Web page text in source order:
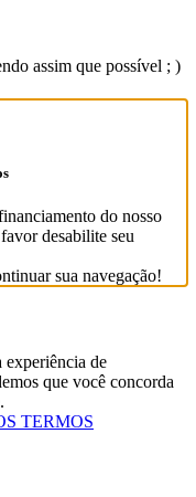
assim que possível ; )
do nosso
desabilite seu
sua navegação!
experiência de
que você concorda
TERMOS